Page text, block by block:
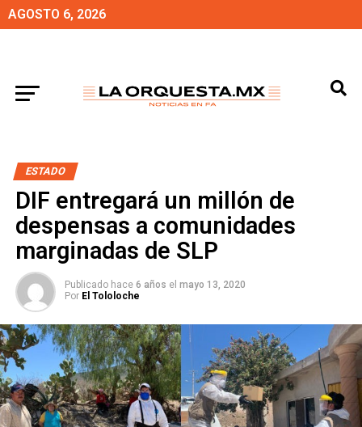
AGOSTO 6, 2026
ESTADO
DIF entregará un millón de
despensas a comunidades
marginadas de SLP
Publicado hace 6 años el mayo 13, 2020
Por El Tololoche